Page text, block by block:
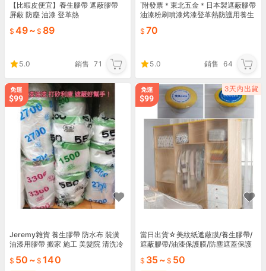
【比蝦皮便宜】養生膠帶 遮蔽膠帶
屏蔽 防塵 油漆 登革熱
49~ 89
5.0 銷售 71
˙附發票＊東北五金＊日本製遮蔽膠帶
油漆粉刷噴漆烤漆登革熱防護用養生
70
5.0 銷售 64
Jeremy雜貨 養生膠帶 防水布 裝潢
油漆用膠帶 搬家 施工 美髮院 清洗冷
50 ~ 140
當日出貨☆美紋紙遮蔽膜/養生膠帶/
遮蔽膠帶/油漆保護膜/防塵遮蓋保護
300cm
35~ 50